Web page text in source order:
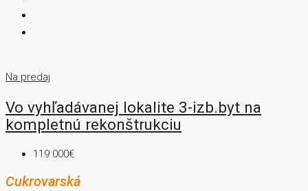
Na predaj
Vo vyhľadávanej lokalite 3-izb.byt na
kompletnú rekonštrukciu
119 000€
Cukrovarská